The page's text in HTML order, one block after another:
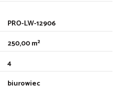
PRO-LW-12906
250,00 m²
4
biurowiec